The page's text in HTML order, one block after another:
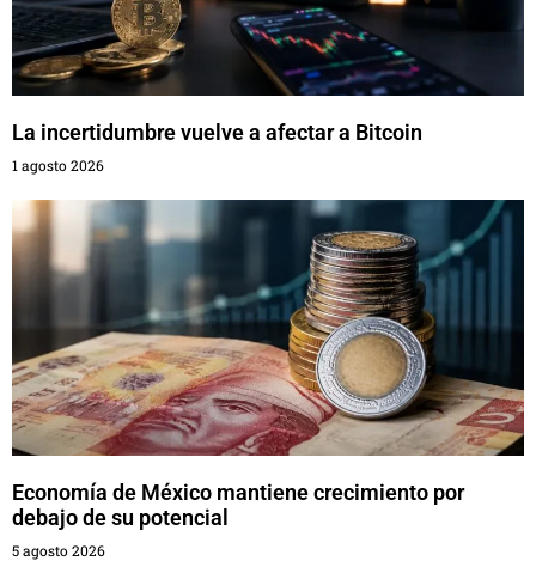
La incertidumbre vuelve a afectar a Bitcoin
1 agosto 2026
Economía de México mantiene crecimiento por
debajo de su potencial
5 agosto 2026